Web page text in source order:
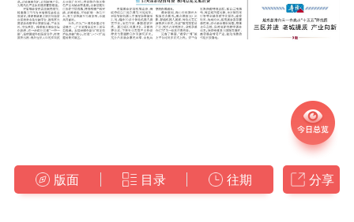
版面 目录 往期 分享